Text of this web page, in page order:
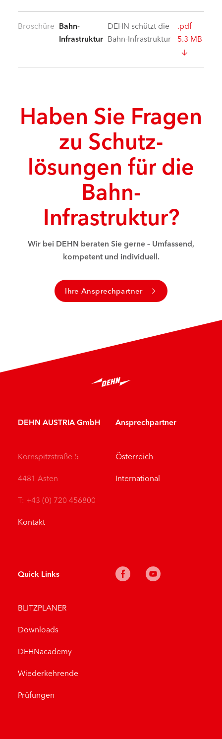
Broschüre Bahn-
Infrastruktur
DEHN schützt die
Bahn-Infrastruktur
.pdf
5.3 MB
Haben Sie Fragen
zu Schutz­
lösungen für die
Bahn-
Infrastruktur?
Wir bei DEHN beraten Sie gerne – Umfassend,
kompetent und individuell.
Ihre Ansprechpartner
DEHN AUSTRIA GmbH
Kornspitzstraße 5
4481 Asten
T: +43 (0) 720 456800
Kontakt
Ansprechpartner
Österreich
International
Quick Links
BLITZPLANER
Downloads
DEHNacademy
Wiederkehrende
Prüfungen